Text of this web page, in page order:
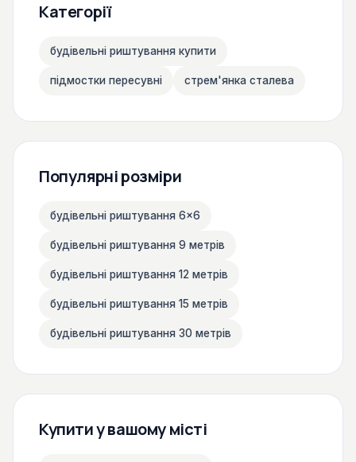
Категорії
будівельні риштування купити
підмостки пересувні стрем'янка сталева
Популярні розміри
будівельні риштування 6×6
будівельні риштування 9 метрів
будівельні риштування 12 метрів
будівельні риштування 15 метрів
будівельні риштування 30 метрів
Купити у вашому місті